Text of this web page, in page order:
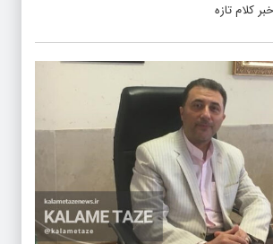
کلام تازه